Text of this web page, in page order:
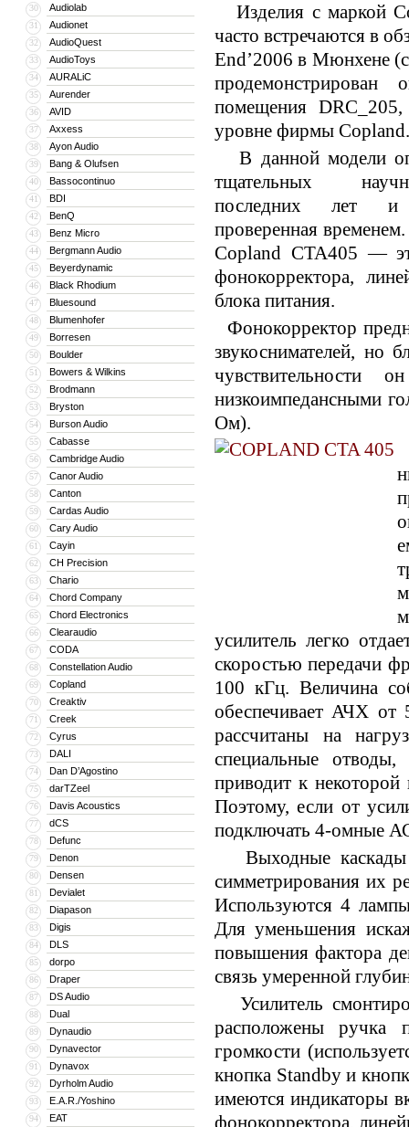
30 Audiolab
31 Audionet
32 AudioQuest
33 AudioToys
34 AURALiC
35 Aurender
36 AVID
37 Axxess
38 Ayon Audio
39 Bang & Olufsen
40 Bassocontinuo
41 BDI
42 BenQ
43 Benz Micro
44 Bergmann Audio
45 Beyerdynamic
46 Black Rhodium
47 Bluesound
48 Blumenhofer
49 Borresen
50 Boulder
51 Bowers & Wilkins
52 Brodmann
53 Bryston
54 Burson Audio
55 Cabasse
56 Cambridge Audio
57 Canor Audio
58 Canton
59 Cardas Audio
60 Cary Audio
61 Cayin
62 CH Precision
63 Chario
64 Chord Company
65 Chord Electronics
66 Clearaudio
67 CODA
68 Constellation Audio
69 Copland
70 Creaktiv
71 Creek
72 Cyrus
73 DALI
74 Dan D’Agostino
75 darTZeel
76 Davis Acoustics
77 dCS
78 Defunc
79 Denon
80 Densen
81 Devialet
82 Diapason
83 Digis
84 DLS
85 dorpo
86 Draper
87 DS Audio
88 Dual
89 Dynaudio
90 Dynavector
91 Dynavox
92 Dyrholm Audio
93 E.A.R./Yoshino
94 EAT
Изделия с маркой
часто встречаются в
End’2006 в Мюнхене
продемонстрирован
помещения DRC_205,
уровне фирмы Copland.
В данной модели
тщательных
последних лет и
проверенная
Copland CTA405 —
фонокорректора,
блока питания.
Фонокорректор
звукоснимателей, но
чувствительности
низкоимпедансными
Ом).
усилитель легко
скоростью передачи
100 кГц. Величина
обеспечивает АЧХ от
рассчитаны на
специальные
приводит к некоторой
Поэтому, если от
подключать 4-омные
Выходные каскады
симметрирования их
Используются 4
Для уменьшения
повышения фактора
связь умеренной
Усилитель
расположены ручка
громкости
кнопка Standby и
имеются индикаторы
фонокорректора,